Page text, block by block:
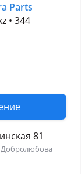
Parts
• 344
81
Добролюбова